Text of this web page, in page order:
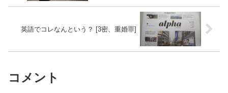
英語でコレなんという？ [3密、重婚罪]
コメント